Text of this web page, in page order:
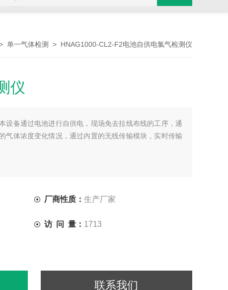
单一气体检测 > HNAG1000-CL2-F2电池自供电氯气检测仪
仪
设备通过电池进行自供电，现场免去拉线布线的工序，通
气体浓度变化情况，通过内置的无线传输模块，实时传输
厂商性质： 生产厂家
访 问 量： 1713
联系我们